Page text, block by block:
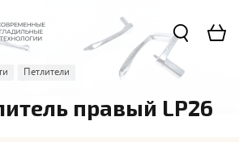
Петлители
правый LP26